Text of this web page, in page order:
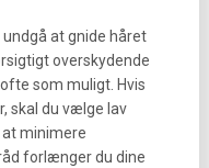
at gnide håret
overskydende
som muligt. Hvis
skal du vælge lav
minimere
forlænger du dine